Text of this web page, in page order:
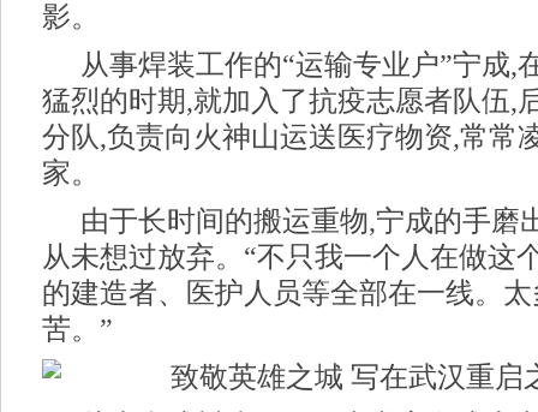
影。
从事焊装工作的“运输专业户”宁成,
猛烈的时期,就加入了抗疫志愿者队伍,
分队,负责向火神山运送医疗物资,常常
家。
由于长时间的搬运重物,宁成的手磨
从未想过放弃。“不只我一个人在做这
的建造者、医护人员等全部在一线。
苦。”